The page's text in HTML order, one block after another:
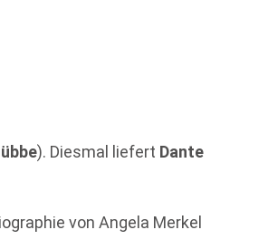
). Diesmal liefert Dante
von Angela Merkel